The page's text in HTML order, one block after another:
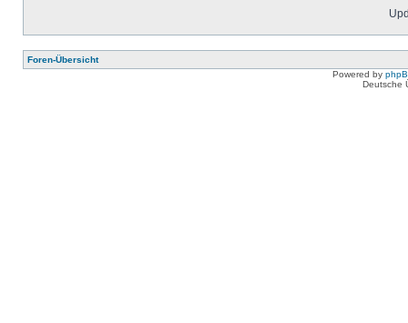
Foren-Übersicht
Powered by
Deutsche